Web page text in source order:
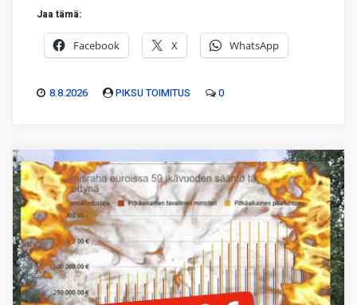
Jaa tämä:
Facebook X WhatsApp
8.8.2026 PIKSU TOIMITUS 0